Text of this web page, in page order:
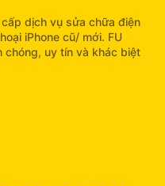
dịch vụ sửa chữa điện
iPhone cũ/ mới. FU
chóng, uy tín và khác biệt